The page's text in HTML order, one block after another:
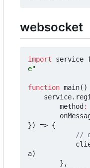
websocket
import service
e"
function main()
service.
method :
})
=> {
a)
},